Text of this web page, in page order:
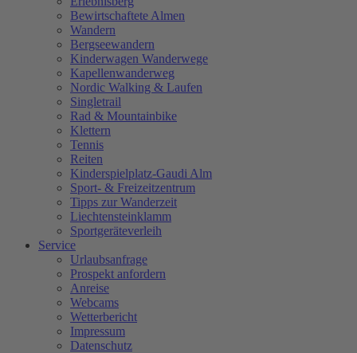
Bewirtschaftete Almen
Wandern
Bergseewandern
Kinderwagen Wanderwege
Kapellenwanderweg
Nordic Walking & Laufen
Singletrail
Rad & Mountainbike
Klettern
Tennis
Reiten
Kinderspielplatz-Gaudi Alm
Sport- & Freizeitzentrum
Tipps zur Wanderzeit
Liechtensteinklamm
Sportgeräteverleih
Service
Urlaubsanfrage
Prospekt anfordern
Anreise
Webcams
Wetterbericht
Impressum
Datenschutz